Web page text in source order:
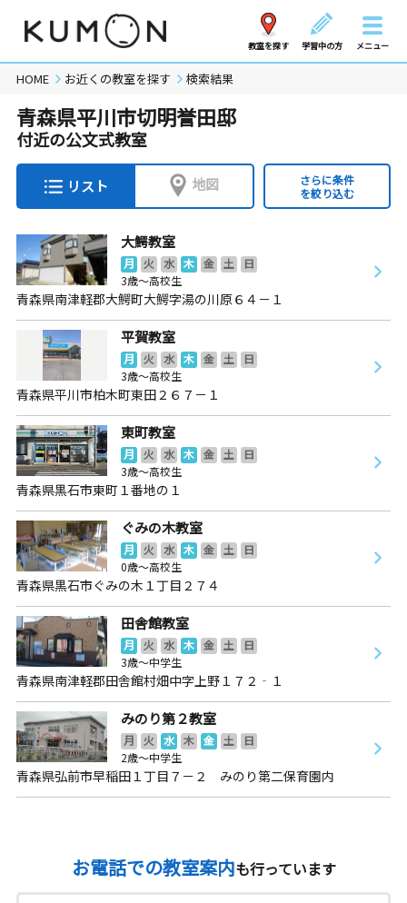
教室を探す 学習中の方 メニュー
HOME お近くの教室を探す 検索結果
青森県平川市切明誉田邸
付近の公文式教室
リスト 地図
さらに条件
を絞り込む
大鰐教室
月 火 水 木 金 土
日
3歳～高校生
青森県南津軽郡大鰐町大鰐字湯の川原６４－１
平賀教室
月 火 水 木 金 土
日
3歳～高校生
青森県平川市柏木町東田２６７－１
東町教室
月 火 水 木 金 土
日
3歳～高校生
青森県黒石市東町１番地の１
ぐみの木教室
月 火 水 木 金 土
日
0歳～高校生
青森県黒石市ぐみの木１丁目２７４
田舎館教室
月 火 水 木 金 土
日
3歳～中学生
青森県南津軽郡田舎館村畑中字上野１７２‐１
みのり第２教室
月 火 水 木 金 土
日
2歳～中学生
青森県弘前市早稲田１丁目７－２ みのり第二保育園内
お電話での教室案内も行っています